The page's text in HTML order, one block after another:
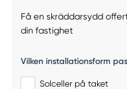
Få en skräddarsydd
din fastighet
Vilken installationsform
Solceller på taket